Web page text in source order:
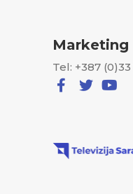
Marketing
Tel: +387 (0)33